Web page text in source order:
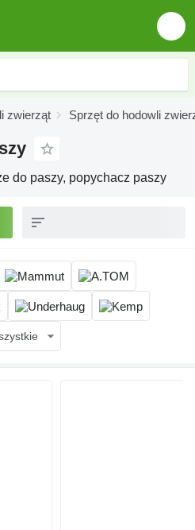
zwierząt Sprzęt do hodowli
do paszy, popychacz paszy